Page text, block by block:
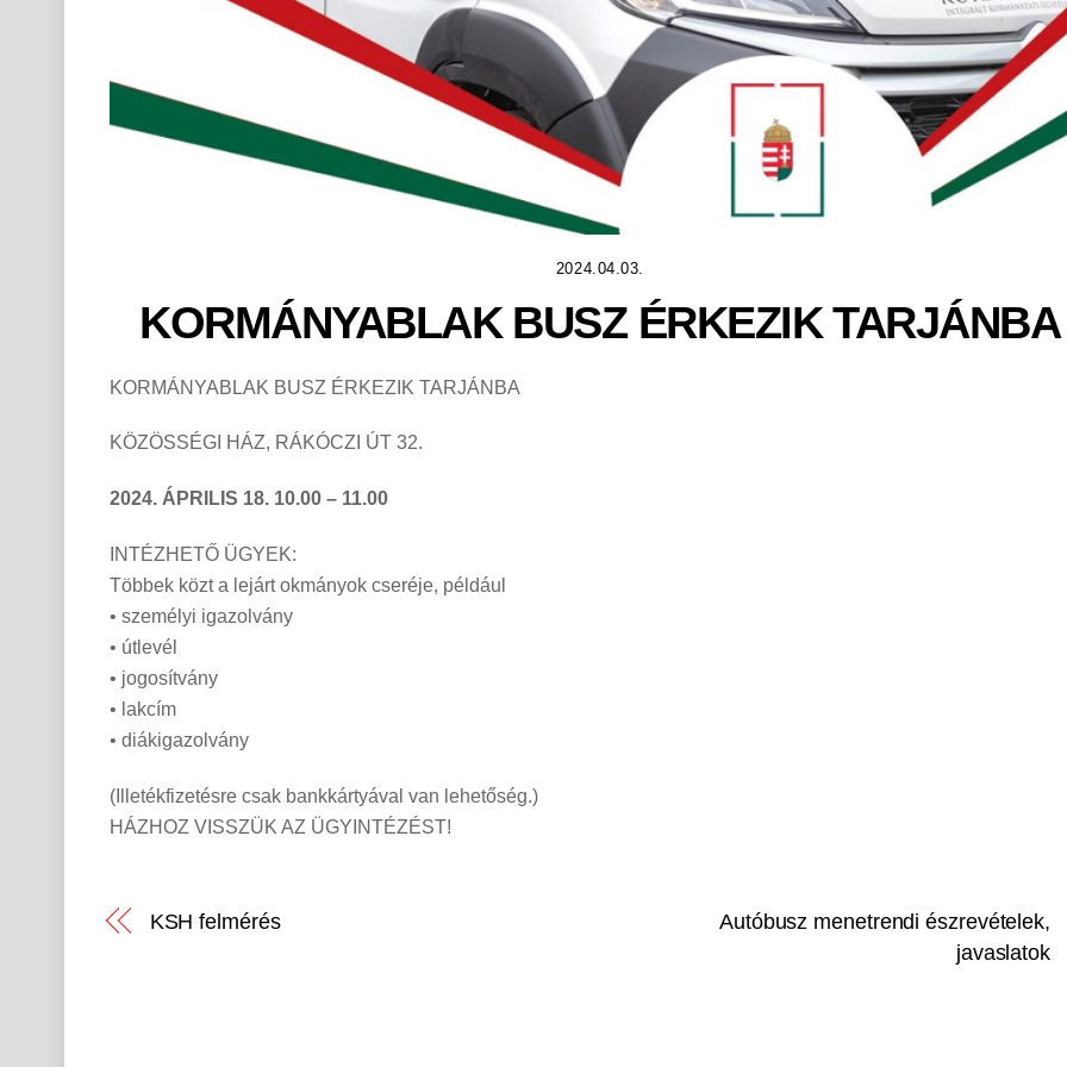
2024.04.03.
KORMÁNYABLAK BUSZ ÉRKEZIK TARJÁNBA
KORMÁNYABLAK BUSZ ÉRKEZIK TARJÁNBA
KÖZÖSSÉGI HÁZ, RÁKÓCZI ÚT 32.
2024. ÁPRILIS 18. 10.00 – 11.00
INTÉZHETŐ ÜGYEK:
Többek közt a lejárt okmányok cseréje, például
• személyi igazolvány
• útlevél
• jogosítvány
• lakcím
• diákigazolvány
(Illetékfizetésre csak bankkártyával van lehetőség.)
HÁZHOZ VISSZÜK AZ ÜGYINTÉZÉST!
KSH felmérés
Autóbusz menetrendi észrevételek,
javaslatok